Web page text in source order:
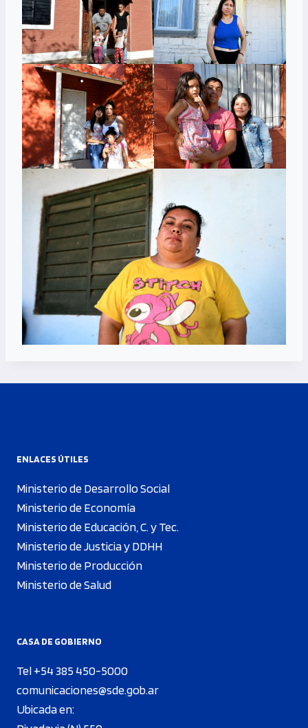
ENLACES ÚTILES
Ministerio de Desarrollo Social
Ministerio de Economía
Ministerio de Educación, C. y Tec.
Ministerio de Justicia y DDHH
Ministerio de Producción
Ministerio de Salud
CASA DE GOBIERNO
Tel +54 385 450-5000
comunicaciones@sde.gob.ar
Ubicada en: